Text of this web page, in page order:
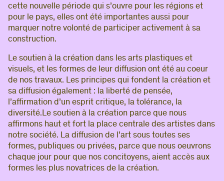
cette nouvelle période qui s’ouvre pour les régions et
pour le pays, elles ont été importantes aussi pour
marquer notre volonté de participer activement à sa
construction.
Le soutien à la création dans les arts plastiques et
visuels, et les formes de leur diffusion ont été au coeur
de nos travaux. Les principes qui fondent la création et
sa diffusion également : la liberté de pensée,
l’affirmation d’un esprit critique, la tolérance, la
diversité.Le soutien à la création parce que nous
affirmons haut et fort la place centrale des artistes dans
notre société. La diffusion de l’art sous toutes ses
formes, publiques ou privées, parce que nous oeuvrons
chaque jour pour que nos concitoyens, aient accès aux
formes les plus novatrices de la création.